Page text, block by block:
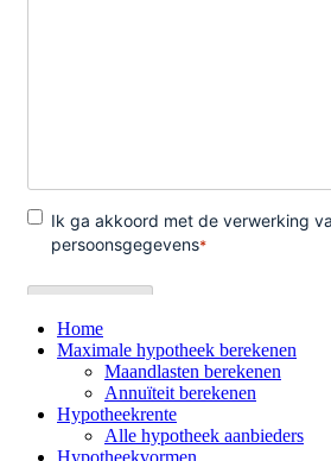
Home
Maximale hypotheek berekenen
Maandlasten berekenen
Annuïteit berekenen
Hypotheekrente
Alle hypotheek aanbieders
Hypotheekvormen